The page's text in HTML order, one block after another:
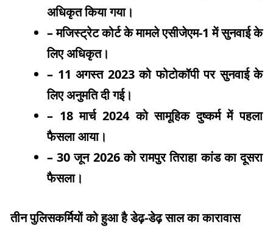
अधिकृत किया गया।
– मजिस्ट्रेट कोर्ट के मामले एसीजेएम-1 में सुनवाई के
लिए अधिकृत।
– 11 अगस्त 2023 को फोटोकॉपी पर सुनवाई के
लिए अनुमति दी गई।
– 18 मार्च 2024 को सामूहिक दुष्कर्म में पहला
फैसला आया।
– 30 जून 2026 को रामपुर तिराहा कांड का दूसरा
फैसला।
तीन पुलिसकर्मियों को हुआ है डेढ़-डेढ़ साल का कारावास